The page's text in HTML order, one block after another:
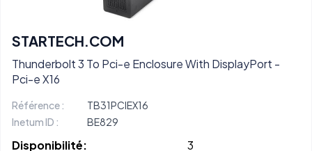
STARTECH.COM
Thunderbolt 3 To Pci-e Enclosure With DisplayPort -
Pci-e X16
Référence :
TB31PCIEX16
Inetum ID :
BE829
Disponibilité:
3